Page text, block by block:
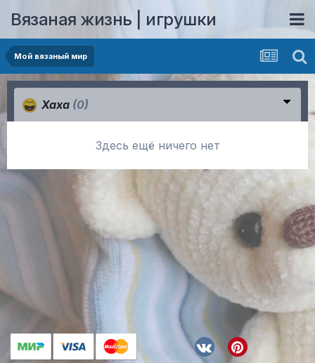
Вязаная жизнь | игрушки
Мой вязаный мир
Хаха (0)
Здесь ещё ничего нет